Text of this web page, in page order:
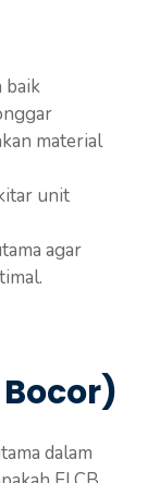
baik
material
unit
agar
dalam